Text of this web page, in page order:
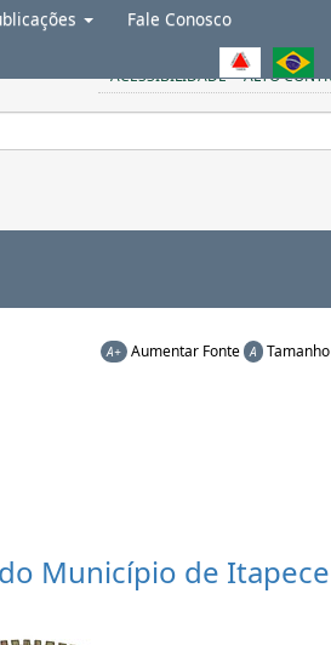
Fale Conosco
ACESSIBILIDADE ALTO
A+ Aumentar Fonte A
Município de